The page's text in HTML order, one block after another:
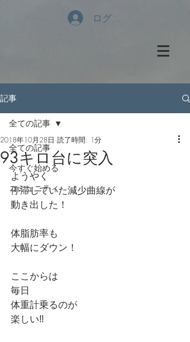
ログイン
記事
全ての記事
今すぐ始める
コミュニティ
全ての記事
93キロ台に突入
2018年10月28日 読了時間: 1分
ようやく
停滞していた減少曲線が
動き出した！
体脂肪率も
大幅にダウン！
ここからは
毎日
体重計乗るのが
楽しい‼️